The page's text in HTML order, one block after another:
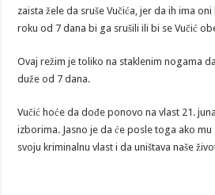
zaista žele da sruše Vučića, jer da ih ima
roku od 7 dana bi ga srušili ili bi se Vučić
Ovaj režim je toliko na staklenim nogama
duže od 7 dana.
Vučić hoće da dođe ponovo na vlast 21.
izborima. Jasno je da će posle toga ako
svoju kriminalnu vlast i da uništava naše